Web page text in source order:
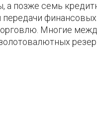
а позже семь
Многие